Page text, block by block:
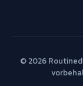
© 2026